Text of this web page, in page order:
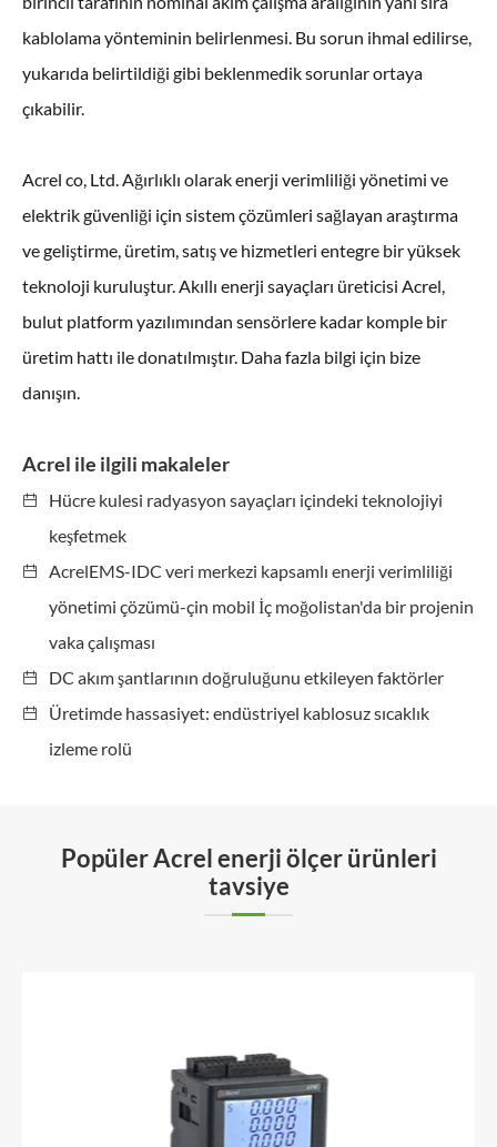
kablolama yönteminin belirlenmesi. Bu sorun ihmal edilirse,
yukarıda belirtildiği gibi beklenmedik sorunlar ortaya
çıkabilir.
Acrel co, Ltd. Ağırlıklı olarak enerji verimliliği yönetimi ve
elektrik güvenliği için sistem çözümleri sağlayan araştırma
ve geliştirme, üretim, satış ve hizmetleri entegre bir yüksek
teknoloji kuruluştur. Akıllı enerji sayaçları üreticisi Acrel,
bulut platform yazılımından sensörlere kadar komple bir
üretim hattı ile donatılmıştır. Daha fazla bilgi için bize
danışın.
Acrel ile ilgili makaleler
Hücre kulesi radyasyon sayaçları içindeki teknolojiyi
keşfetmek
AcrelEMS-IDC veri merkezi kapsamlı enerji verimliliği
yönetimi çözümü-çin mobil İç moğolistan'da bir projenin
vaka çalışması
DC akım şantlarının doğruluğunu etkileyen faktörler
Üretimde hassasiyet: endüstriyel kablosuz sıcaklık
izleme rolü
Popüler Acrel enerji ölçer ürünleri
tavsiye